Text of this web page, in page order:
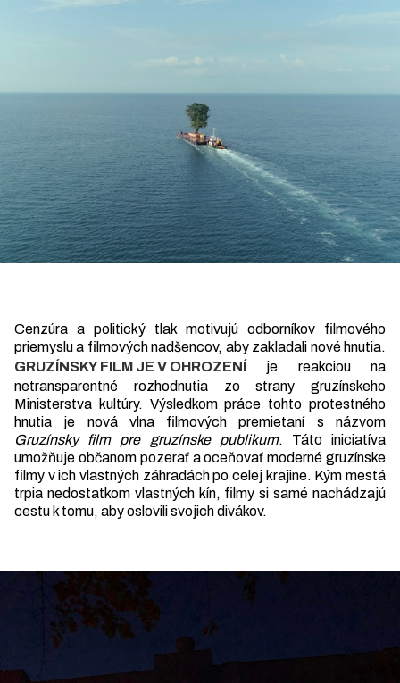
Cenzúra a politický tlak motivujú odborníkov filmového
priemyslu a filmových nadšencov, aby zakladali nové hnutia.
GRUZÍNSKY FILM JE V OHROZENÍ je reakciou na
netransparentné rozhodnutia zo strany gruzínskeho
Ministerstva kultúry. Výsledkom práce tohto protestného
hnutia je nová vlna filmových premietaní s názvom
Gruzínsky film pre gruzínske publikum. Táto iniciatíva
umožňuje občanom pozerať a oceňovať moderné gruzínske
filmy v ich vlastných záhradách po celej krajine. Kým mestá
trpia nedostatkom vlastných kín, filmy si samé nachádzajú
cestu k tomu, aby oslovili svojich divákov.